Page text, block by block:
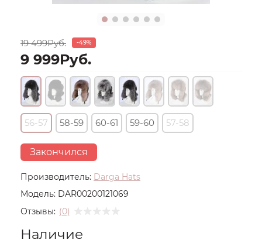
Производитель: Darga Hats
Модель: DAR00200121069
Отзывы: (0)
19 499Руб. -49%
9 999Руб.
56-57 58-59 60-61 59-60 57-58
Закончился
Наличие